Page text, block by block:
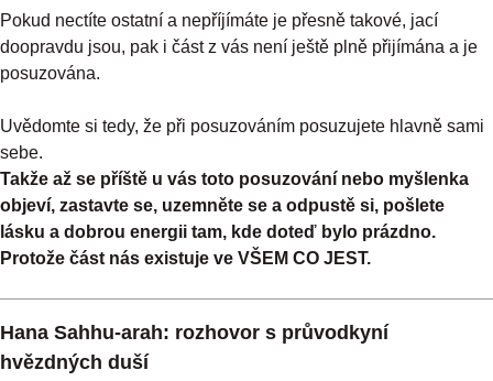
Pokud nectíte ostatní a nepříjímáte je přesně takové, jací
doopravdu jsou, pak i část z vás není ještě plně přijímána a je
posuzována.
Uvědomte si tedy, že při posuzováním posuzujete hlavně sami
sebe.
Takže až se příště u vás toto posuzování nebo myšlenka
objeví, zastavte se, uzemněte se a odpustě si, pošlete
lásku a dobrou energii tam, kde doteď bylo prázdno.
Protože část nás existuje ve VŠEM CO JEST.
Hana Sahhu-arah: rozhovor s průvodkyní
hvězdných duší